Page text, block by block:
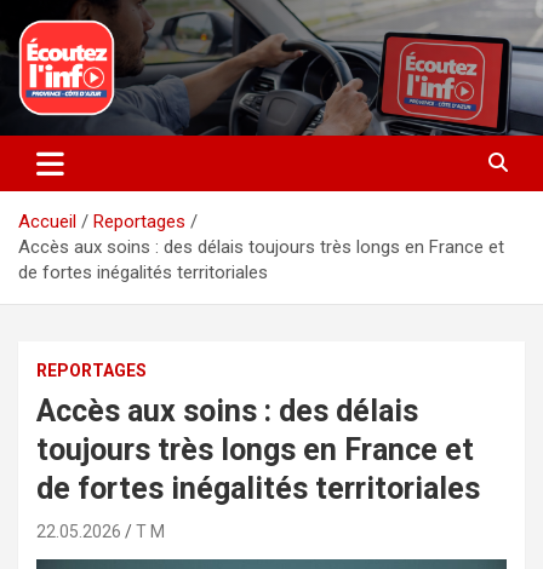
au
contenu
Ecoutez l’info
La radio du quotidien
Accueil
Reportages
Accès aux soins : des délais toujours très longs en France et
de fortes inégalités territoriales
REPORTAGES
Accès aux soins : des délais
toujours très longs en France et
de fortes inégalités territoriales
22.05.2026 T M